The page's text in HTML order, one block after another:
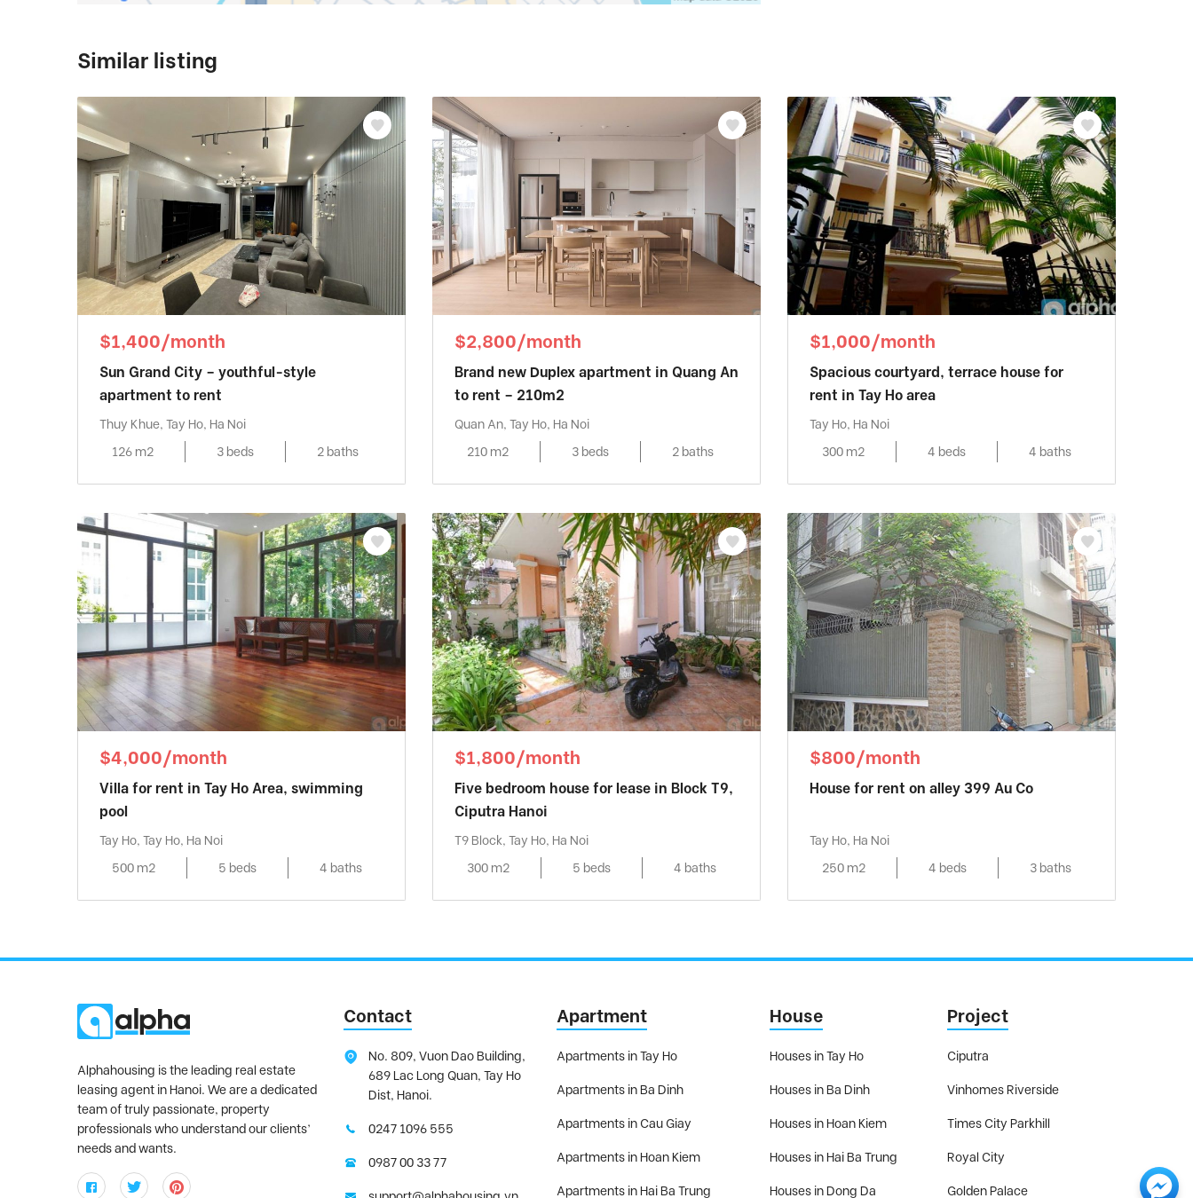
Similar listing
$1,400/month
Sun Grand City – youthful-style
apartment to rent
Thuy Khue, Tay Ho, Ha Noi
126 m2
3 beds 2 baths
$2,800/month
Brand new Duplex apartment in Quang An
to rent – 210m2
Quan An, Tay Ho, Ha Noi
210 m2
3 beds 2 baths
$1,000/month
Spacious courtyard, terrace house for
rent in Tay Ho area
Tay Ho, Ha Noi
300 m2
4 beds 4 baths
$4,000/month
Villa for rent in Tay Ho Area, swimming
pool
Tay Ho, Tay Ho, Ha Noi
500 m2
5 beds 4 baths
$1,800/month
Five bedroom house for lease in Block T9,
Ciputra Hanoi
T9 Block, Tay Ho, Ha Noi
300 m2
5 beds 4 baths
$800/month
House for rent on alley 399 Au Co
Tay Ho, Ha Noi
250 m2
4 beds 3 baths
Alphahousing is the leading real estate
leasing agent in Hanoi. We are a dedicated
team of truly passionate, property
professionals who understand our clients’
needs and wants.
Contact
No. 809, Vuon Dao Building,
689 Lac Long Quan, Tay Ho
Dist, Hanoi.
0247 1096 555
0987 00 33 77
Apartment
Apartments in Tay Ho
Apartments in Ba Dinh
Apartments in Cau Giay
Apartments in Hoan Kiem
Apartments in Hai Ba Trung
House
Houses in Tay Ho
Houses in Ba Dinh
Houses in Hoan Kiem
Houses in Hai Ba Trung
Houses in Dong Da
Project
Ciputra
Vinhomes Riverside
Times City Parkhill
Royal City
Golden Palace